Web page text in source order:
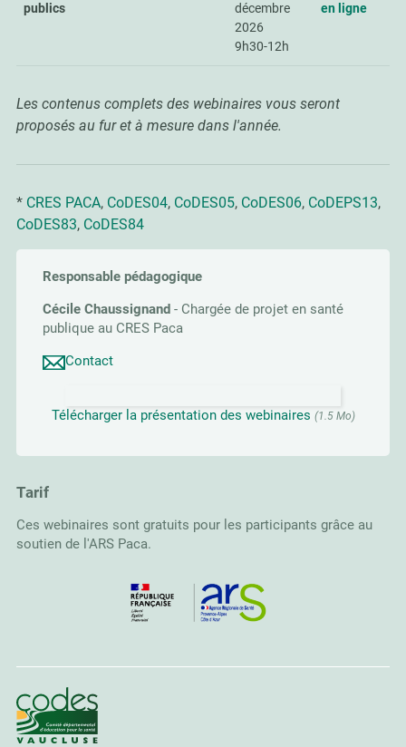
publics
décembre
2026
9h30-12h
en ligne
Les contenus complets des webinaires vous seront
proposés au fur et à mesure dans l'année.
* CRES PACA, CoDES04, CoDES05, CoDES06, CoDEPS13,
CoDES83, CoDES84
Responsable pédagogique
Cécile Chaussignand- Chargée de projet en santé
publique au CRES Paca
Contact
Télécharger la présentation des webinaires (1.5 Mo)
Tarif
Ces webinaires sont gratuits pour les participants grâce au
soutien de l'ARS Paca.
CoDES 84